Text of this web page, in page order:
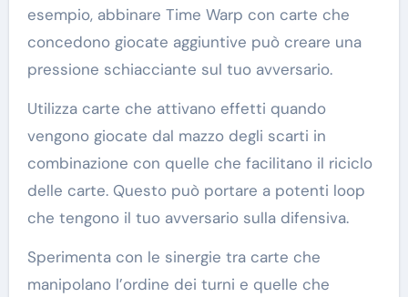
esempio, abbinare Time Warp con carte che
concedono giocate aggiuntive può creare una
pressione schiacciante sul tuo avversario.
Utilizza carte che attivano effetti quando
vengono giocate dal mazzo degli scarti in
combinazione con quelle che facilitano il riciclo
delle carte. Questo può portare a potenti loop
che tengono il tuo avversario sulla difensiva.
Sperimenta con le sinergie tra carte che
manipolano l’ordine dei turni e quelle che